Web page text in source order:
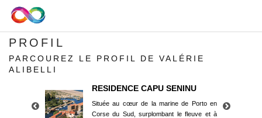
PROFIL
PARCOUREZ LE PROFIL DE VALÉRIE
ALIBELLI
RESIDENCE CAPU SENINU
Située au cœur de la marine de Porto en
Corse du Sud, surplombant le fleuve et à